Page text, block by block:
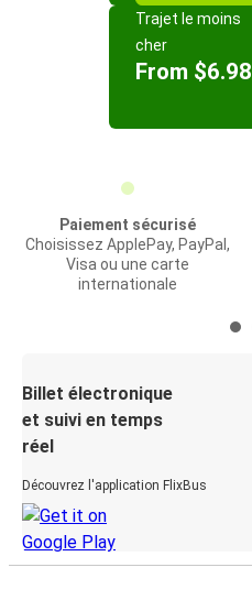
Trajet le moins
cher
From $6.98
Paiement sécurisé
Choisissez ApplePay, PayPal,
Visa ou une carte
internationale
Billet électronique
et suivi en temps
réel
Découvrez l'application FlixBus